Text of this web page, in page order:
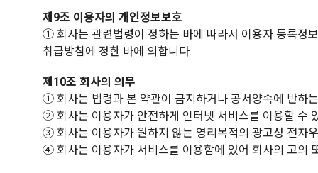
제9조 이용자의 개인정보보호
① 회사는 관련법령이 정하는 바에 따라서 이용자 등록정
취급방침에 정한 바에 의합니다.
제10조 회사의 의무
① 회사는 법령과 본 약관이 금지하거나 공서양속에 반하
② 회사는 이용자가 안전하게 인터넷 서비스를 이용할 수
③ 회사는 이용자가 원하지 않는 영리목적의 광고성 전자
④ 회사는 이용자가 서비스를 이용함에 있어 회사의 고의